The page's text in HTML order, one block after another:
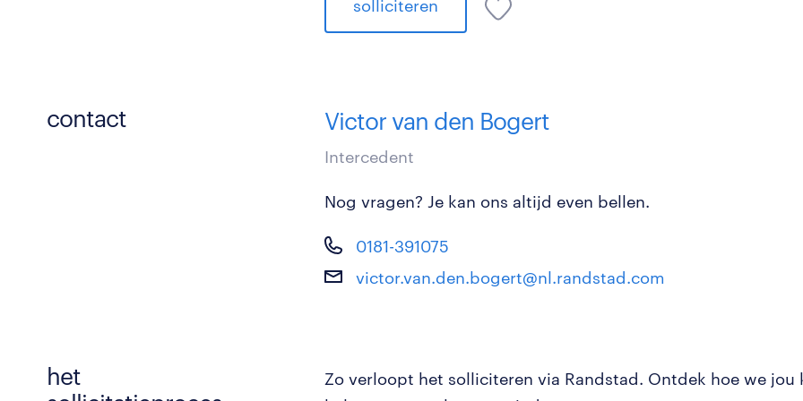
solliciteren
contact Victor van den Bogert
Intercedent
Nog vragen? Je kan ons altijd even bellen.
0181-391075
victor.van.den.bogert@nl.randstad.com
het
Zo verloopt het solliciteren via Randstad. Ontdek hoe we jou